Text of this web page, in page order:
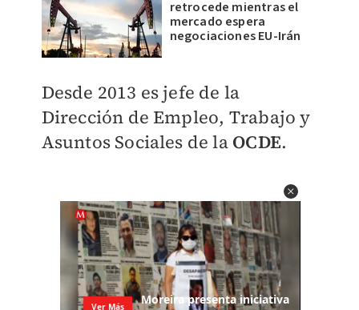
retrocede mientras el
mercado espera
negociaciones EU-Irán
Desde 2013 es jefe de la
Dirección de Empleo, Trabajo y
Asuntos Sociales de la OCDE.